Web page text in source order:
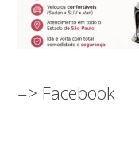
=> Facebook